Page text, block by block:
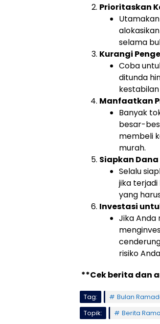
Prioritaskan
selama
Kurangi
Coba
ditunda
Manfaatkan
Banyak
besar-
membeli
murah.
Siapkan
Selalu
jika
yang
Investasi
Jika Anda
risiko
**Cek berita dan
Tag: Bulan
Topik:
Berita